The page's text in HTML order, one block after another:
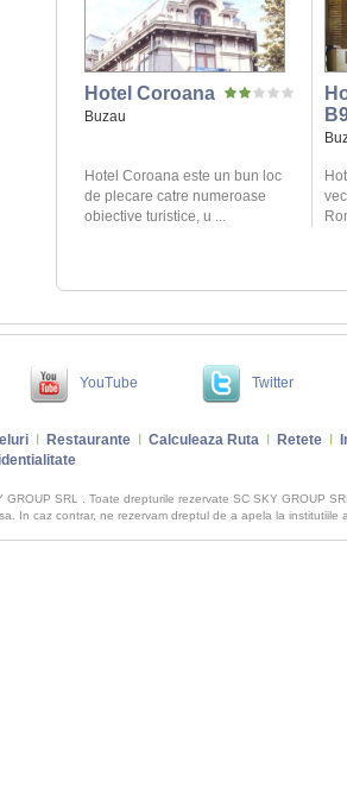
Hotel Coroana
Buzau
Hotel Coroana este un bun loc
de plecare catre numeroase
obiective turistice, u ...
YouTube Twitter
Restaurante Calculeaza Ruta Retete
GROUP SRL . Toate drepturile rezervate SC SKY GROUP
In caz contrar, ne rezervam dreptul de a apela la institutiile